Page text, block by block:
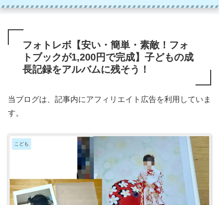
フォトレボ【安い・簡単・素敵！フォ
トブックが1,200円で完成】子どもの成
長記録をアルバムに残そう！
当ブログは、記事内にアフィリエイト広告を利用していま
す。
こども